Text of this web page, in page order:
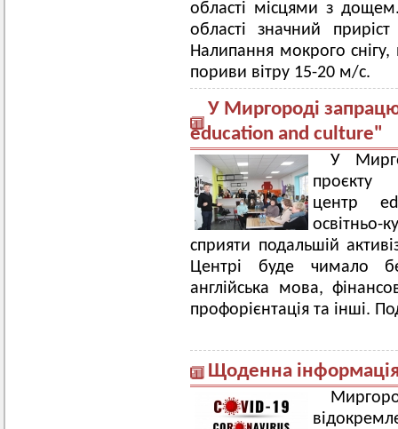
області місцями з
області значний
Налипання мокрого
пориви вітру 15-20 м/с.
У Миргороді
education and culture"
У
центр
освітньо-
сприяти подальшій
Центрі буде чимало
англійська мова,
профорієнтація та інші.
Щоденна інформація